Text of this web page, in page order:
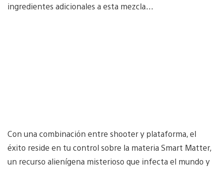
ingredientes adicionales a esta mezcla…
Con una combinación entre shooter y plataforma, el
éxito reside en tu control sobre la materia Smart Matter,
un recurso alienígena misterioso que infecta el mundo y